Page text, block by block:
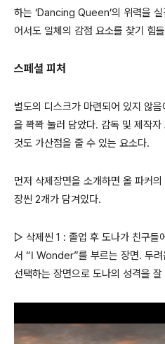
하는 ‘Dancing Queen’의 위력을
어서도 일체의 감점 요소를 찾기 힘
스페셜 피처
별도의 디스크가 마련되어 있지 않
을 꽉꽉 눌러 담았다. 감독 및 제작
것도 가산점을 줄 수 있는 요소다.
먼저 삭제장면을 소개하면 올 파커
장씬 2개가 담겨있다.
▷ 삭제씬 1 : 졸업 후 도나가 친구들
서 “I Wonder”를 부르는 장면. 두려
선택하는 장면으로 도나의 성격을